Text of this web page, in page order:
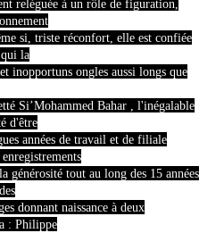
reléguée à un rôle de figuration,
si, triste réconfort, elle est confiée
qui la
inopportuns ongles aussi longs que
Si’Mohammed Bahar , l'inégalable
d'être
années de travail et de filiale
générosité tout au long des 15 années
donnant naissance à deux
: Philippe